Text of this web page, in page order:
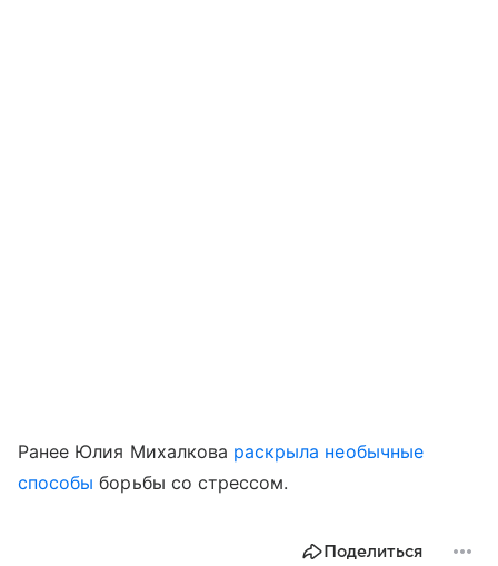
Ранее Юлия Михалкова раскрыла необычные
способы борьбы со стрессом.
Поделиться